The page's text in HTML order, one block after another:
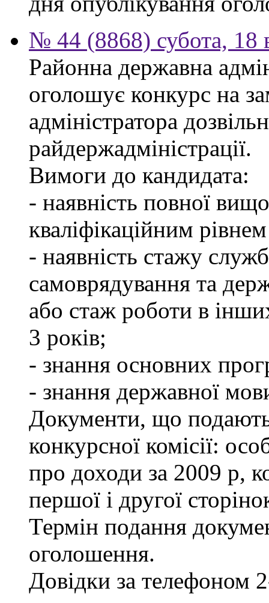
№ 44 (8868) субота, 18
Районна державна
оголошує конкурс на
адміністратора
райдержадміністрації.
Вимоги до кандидата:
- наявність повної
кваліфікаційним
- наявність стажу
самоврядування та
або стаж роботи в
3 років;
- знання основних
- знання державної
Документи, що
конкурсної комісії:
про доходи за 2009 р,
першої і другої
Термін подання
оголошення.
Довідки за телефоном